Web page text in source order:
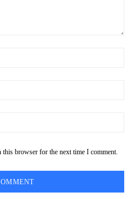
browser for the next time I comment.